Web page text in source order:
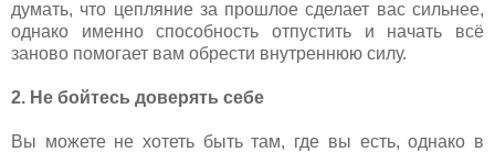
думать, что цепляние за прошлое сделает вас сильнее,
однако именно способность отпустить и начать всё
заново помогает вам обрести внутреннюю силу.
2. Не бойтесь доверять себе
Вы можете не хотеть быть там, где вы есть, однако в